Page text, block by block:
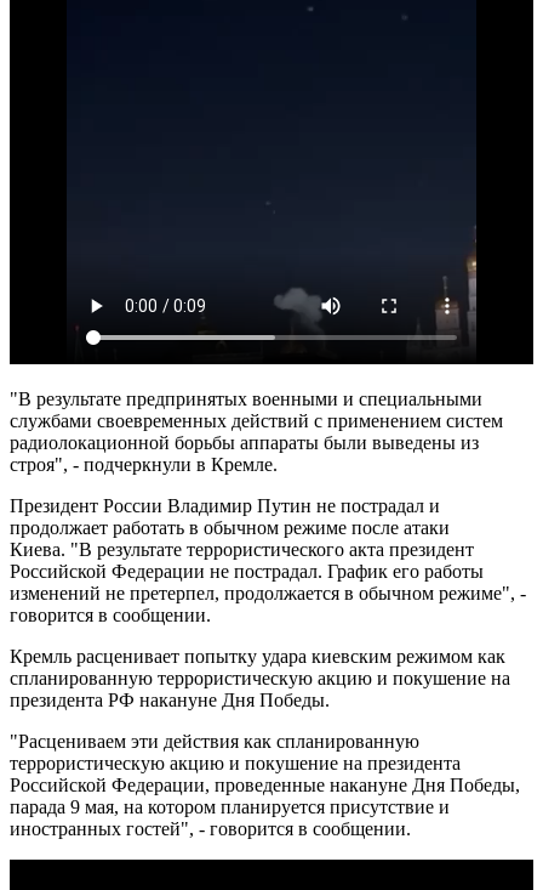
"В результате предпринятых военными и специальными
службами своевременных действий с применением систем
радиолокационной борьбы аппараты были выведены из
строя", - подчеркнули в Кремле.
Президент России Владимир Путин не пострадал и
продолжает работать в обычном режиме после атаки
Киева. "В результате террористического акта президент
Российской Федерации не пострадал. График его работы
изменений не претерпел, продолжается в обычном режиме", -
говорится в сообщении.
Кремль расценивает попытку удара киевским режимом как
спланированную террористическую акцию и покушение на
президента РФ накануне Дня Победы.
"Расцениваем эти действия как спланированную
террористическую акцию и покушение на президента
Российской Федерации, проведенные накануне Дня Победы,
парада 9 мая, на котором планируется присутствие и
иностранных гостей", - говорится в сообщении.